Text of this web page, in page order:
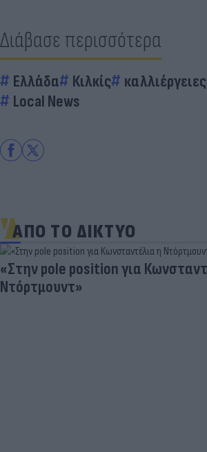
Διάβασε περισσότερα
Ελλάδα Κιλκίς καλλιέργειες
Local News
ΑΠΟ ΤΟ ΔΙΚΤΥΟ